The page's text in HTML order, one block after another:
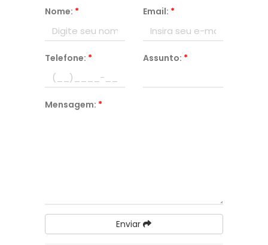
Nome: * Email: *
Telefone: * Assunto: *
Mensagem: *
Enviar